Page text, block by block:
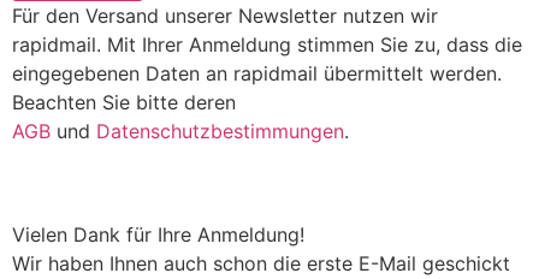
Für den Versand unserer Newsletter nutzen wir
rapidmail. Mit Ihrer Anmeldung stimmen Sie zu, dass die
eingegebenen Daten an rapidmail übermittelt werden.
Beachten Sie bitte deren
AGB und Datenschutzbestimmungen.
Vielen Dank für Ihre Anmeldung!
Wir haben Ihnen auch schon die erste E-Mail geschickt